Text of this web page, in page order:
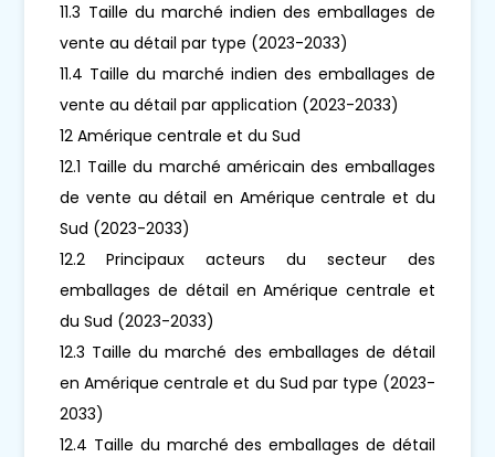
11.3 Taille du marché indien des emballages de
vente au détail par type (2023-2033)
11.4 Taille du marché indien des emballages de
vente au détail par application (2023-2033)
12 Amérique centrale et du Sud
12.1 Taille du marché américain des emballages
de vente au détail en Amérique centrale et du
Sud (2023-2033)
12.2 Principaux acteurs du secteur des
emballages de détail en Amérique centrale et
du Sud (2023-2033)
12.3 Taille du marché des emballages de détail
en Amérique centrale et du Sud par type (2023-
2033)
12.4 Taille du marché des emballages de détail